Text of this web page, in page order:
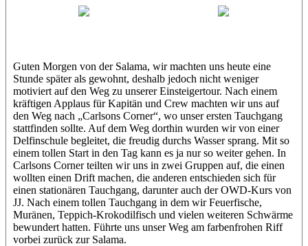
Guten Morgen von der Salama, wir machten uns heute eine
Stunde später als gewohnt, deshalb jedoch nicht weniger
motiviert auf den Weg zu unserer Einsteigertour. Nach einem
kräftigen Applaus für Kapitän und Crew machten wir uns auf
den Weg nach „Carlsons Corner“, wo unser ersten Tauchgang
stattfinden sollte. Auf dem Weg dorthin wurden wir von einer
Delfinschule begleitet, die freudig durchs Wasser sprang. Mit so
einem tollen Start in den Tag kann es ja nur so weiter gehen. In
Carlsons Corner teilten wir uns in zwei Gruppen auf, die einen
wollten einen Drift machen, die anderen entschieden sich für
einen stationären Tauchgang, darunter auch der OWD-Kurs von
JJ. Nach einem tollen Tauchgang in dem wir Feuerfische,
Muränen, Teppich-Krokodilfisch und vielen weiteren Schwärme
bewundert hatten. Führte uns unser Weg am farbenfrohen Riff
vorbei zurück zur Salama.